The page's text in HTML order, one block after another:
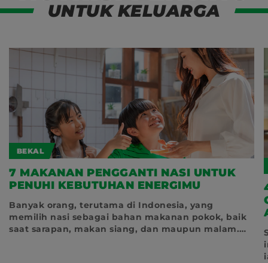
UNTUK KELUARGA
BEKAL
7 MAKANAN PENGGANTI NASI UNTUK
PENUHI KEBUTUHAN ENERGIMU
Banyak orang, terutama di Indonesia, yang
memilih nasi sebagai bahan makanan pokok, baik
saat sarapan, makan siang, dan maupun malam.